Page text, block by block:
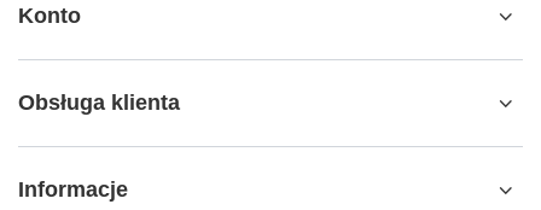
Konto
Obsługa klienta
Informacje